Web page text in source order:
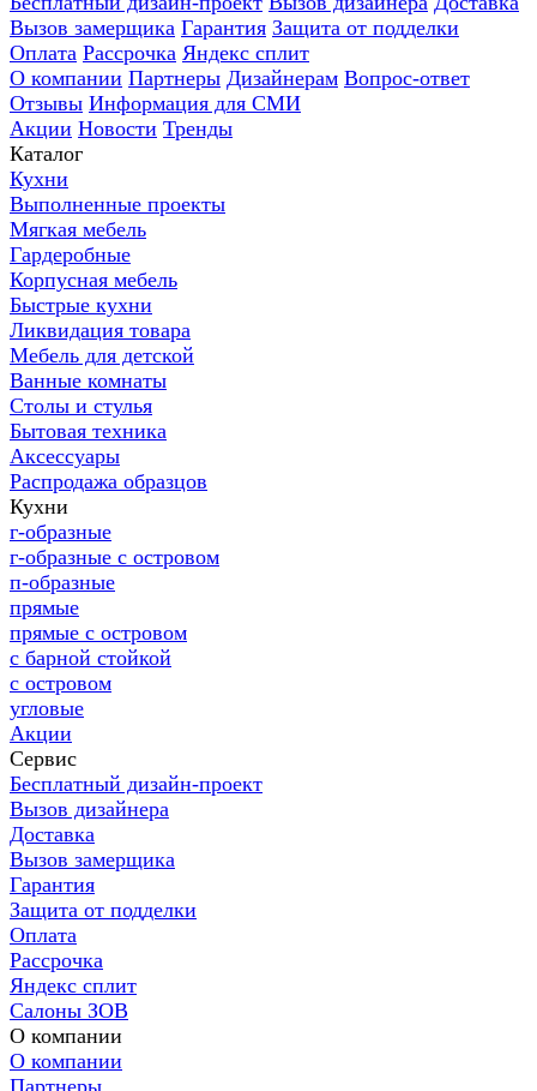
Вызов замерщика Гарантия Защита от подделки
Оплата Рассрочка Яндекс сплит
О компании Партнеры Дизайнерам Вопрос-ответ
Отзывы Информация для СМИ
Акции Новости Тренды
Каталог
Кухни
Выполненные проекты
Мягкая мебель
Гардеробные
Корпусная мебель
Быстрые кухни
Ликвидация товара
Мебель для детской
Ванные комнаты
Столы и стулья
Бытовая техника
Аксессуары
Распродажа образцов
Кухни
г-образные
г-образные с островом
п-образные
прямые
прямые с островом
с барной стойкой
с островом
угловые
Акции
Сервис
Бесплатный дизайн-проект
Вызов дизайнера
Доставка
Вызов замерщика
Гарантия
Защита от подделки
Оплата
Рассрочка
Яндекс сплит
Салоны ЗОВ
О компании
О компании
Партнеры